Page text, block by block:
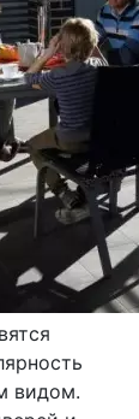
видом.